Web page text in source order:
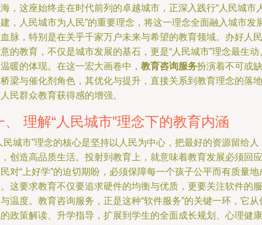
，这座始终走在时代前列的卓越城市，正深入践行“人民城市
，人民城市为人民”的重要理念，将这一理念全面融入城市发
脉，特别是在关乎千家万户未来与希望的教育领域。办好人民
的教育，不仅是城市发展的基石，更是“人民城市”理念最生动
暖的体现。在这一宏大画卷中， 教育咨询服务扮演着不可或缺
梁与催化剂角色，其优化与提升，直接关系到教育理念的落地
民群众教育获得感的增强。
、 理解“人民城市”理念下的教育内涵
民城市”理念的核心是坚持以人民为中心，把最好的资源留给人
创造高品质生活。投射到教育上，就意味着教育发展必须回应
对“上好学”的迫切期盼，必须保障每一个孩子公平而有质量地
这要求教育不仅要追求硬件的均衡与优质，更要关注软件的服
温度。教育咨询服务，正是这种“软件服务”的关键一环，它从
政策解读、升学指导，扩展到学生的全面成长规划、心理健康